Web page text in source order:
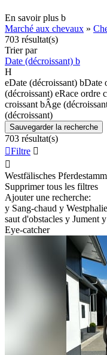
En savoir plus b
Marché aux chevaux »
703 résultat(s)
Trier par
Date (décroissant) b
H
eDate (décroissant) bDate
(décroissant) eRace ordre
croissant bÂge
(décroissant)
Sauvegarder la recherche
703 résultat(s)
Filtre 

Westfälisches
Supprimer tous les filtres
Ajouter une recherche:
y Sang-chaud y
saut d'obstacles y Jument y
Eye-catcher